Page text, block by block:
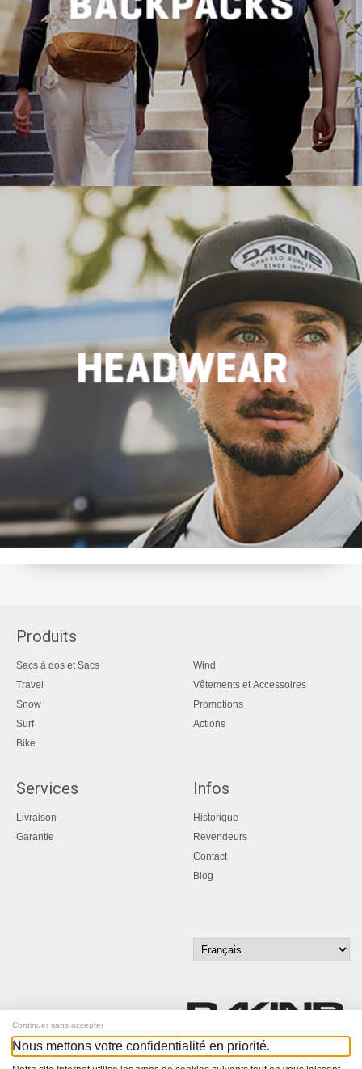
Produits
Sacs à dos et Sacs
Travel
Snow
Surf
Bike
Wind
Vêtements et Accessoires
Promotions
Actions
Services
Livraison
Garantie
Infos
Historique
Revendeurs
Contact
Blog
Continuer sans accepter
Nous mettons votre confidentialité en priorité.